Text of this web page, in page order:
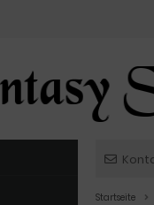
Startseite